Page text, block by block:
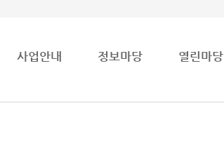
사업안내 정보마당 열린마당